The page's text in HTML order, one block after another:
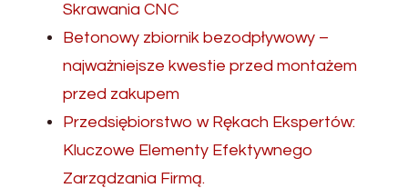
Skrawania CNC
Betonowy zbiornik bezodpływowy –
najważniejsze kwestie przed montażem
przed zakupem
Przedsiębiorstwo w Rękach Ekspertów:
Kluczowe Elementy Efektywnego
Zarządzania Firmą.